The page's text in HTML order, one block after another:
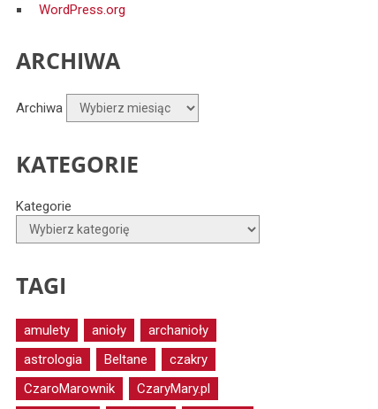
WordPress.org
ARCHIWA
Archiwa
KATEGORIE
Kategorie
TAGI
amulety anioły
archanioły
astrologia
Beltane
czakry
CzaroMarownik
CzaryMary.pl